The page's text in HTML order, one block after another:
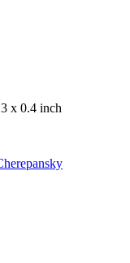
x 0.4 inch